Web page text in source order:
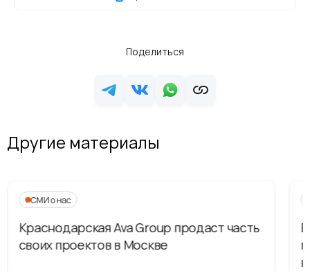
Поделиться
Другие материалы
СМИ о нас
Краснодарская Ava Group продаст часть
своих проектов в Москве